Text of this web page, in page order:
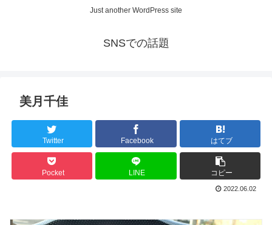
Just another WordPress site
SNSでの話題
美月千佳
Twitter Facebook はてブ
Pocket LINE コピー
2022.06.02